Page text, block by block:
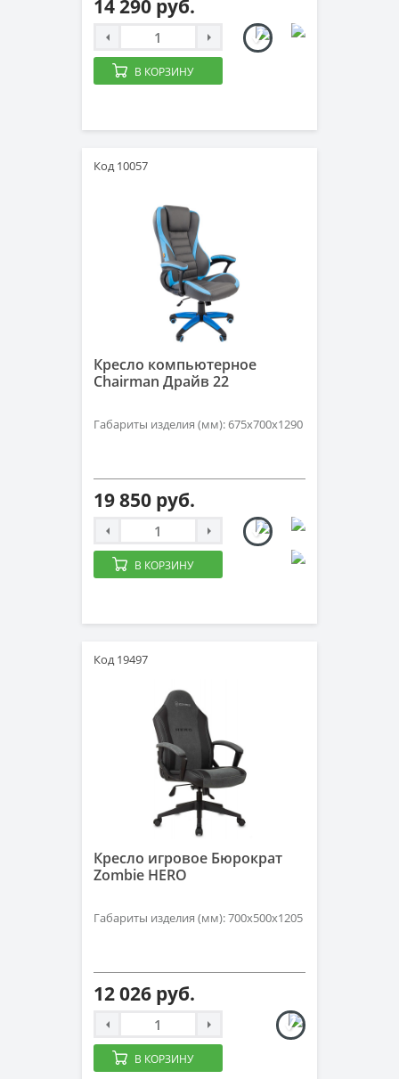
14 290 руб.
В КОРЗИНУ
Код 10057
Кресло компьютерное
Chairman Драйв 22
Габариты изделия (мм): 675х700х1290
19 850 руб.
В КОРЗИНУ
Код 19497
Кресло игровое Бюрократ
Zombie HERO
Габариты изделия (мм): 700х500х1205
12 026 руб.
В КОРЗИНУ